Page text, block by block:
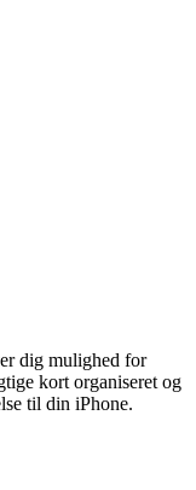
dig mulighed for
kort organiseret og
til din iPhone.